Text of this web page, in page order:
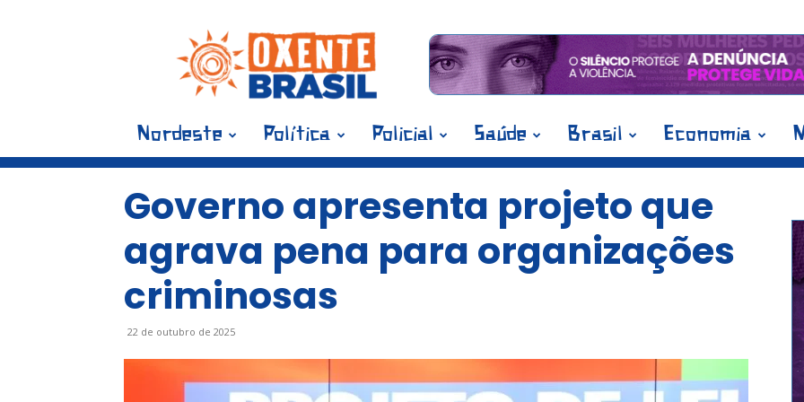
Blog
Oxente
Brasil
Nordeste Política Policial Saúde Brasil Economia
Governo apresenta projeto que
agrava pena para organizações
criminosas
22 de outubro de 2025